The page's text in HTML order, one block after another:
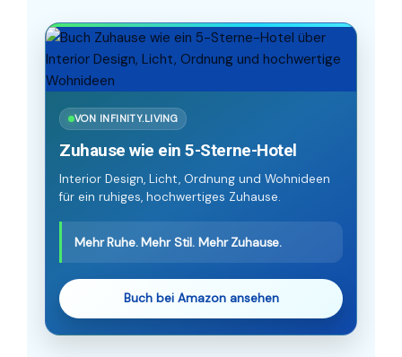
VON INFINITY.LIVING
Zuhause wie ein 5-Sterne-Hotel
Interior Design, Licht, Ordnung und Wohnideen
für ein ruhiges, hochwertiges Zuhause.
Mehr Ruhe. Mehr Stil. Mehr Zuhause.
Buch bei Amazon ansehen